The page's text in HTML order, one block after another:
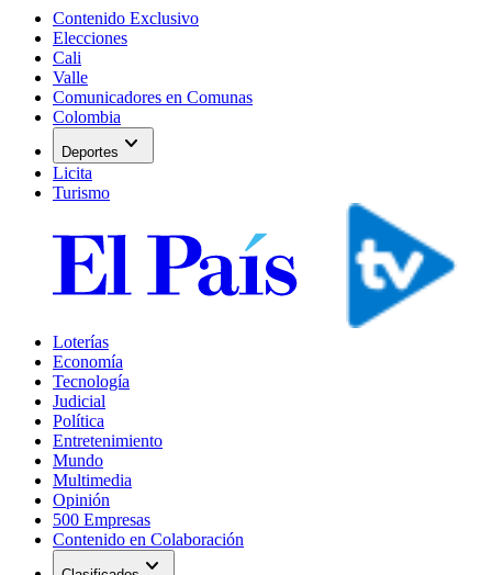
Contenido Exclusivo
Elecciones
Cali
Valle
Comunicadores en Comunas
Colombia
Deportes expand_more
Licita
Turismo
Loterías
Economía
Tecnología
Judicial
Política
Entretenimiento
Mundo
Multimedia
Opinión
500 Empresas
Contenido en Colaboración
expand_more